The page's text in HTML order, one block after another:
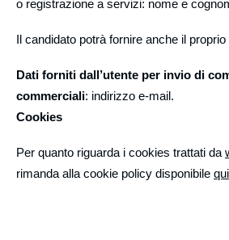
o registrazione a servizi: nome e
Il candidato potrà fornire anche il proprio
Dati forniti dall’utente per invio di
commerciali: indirizzo e-mail.
Cookies
Per quanto riguarda i cookies trattati da
rimanda alla cookie policy disponibile qui